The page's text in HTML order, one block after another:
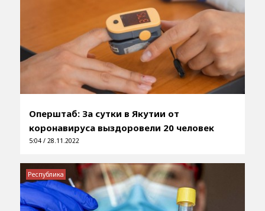
Оперштаб: За сутки в Якутии от
коронавируса выздоровели 20 человек
5:04 / 28.11.2022
Республика